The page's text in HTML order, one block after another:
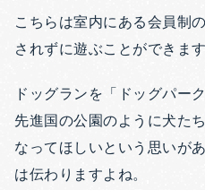
こちらは室内にある会員制
されずに遊ぶことができます
ドッグランを「ドッグパー
先進国の公園のように犬た
なってほしいという思いが
は伝わりますよね。